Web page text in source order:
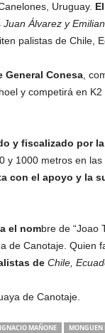
Uruguay.
Juan Álvarez y
palistas de Chile,
General Conesa,
y competirá en
y fiscalizado por
y 1000 metros en
con el apoyo y la
el nombre de “Joao
de Canotaje. Quien
de Chile,
de Canotaje.
IGNACIO MAÑONE MONGUEN